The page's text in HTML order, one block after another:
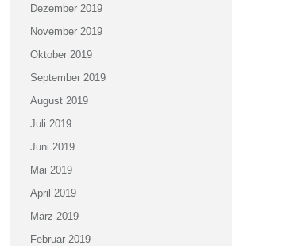
Dezember 2019
November 2019
Oktober 2019
September 2019
August 2019
Juli 2019
Juni 2019
Mai 2019
April 2019
März 2019
Februar 2019